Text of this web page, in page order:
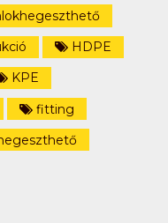
HDPE
KPE
fitting